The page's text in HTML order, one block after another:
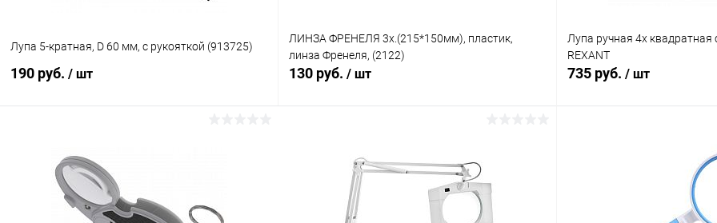
Лупа 5-кратная, D 60 мм, с рукояткой (913725)
190 руб. / шт
Сравнение
В избранное В наличии (22)
ЛИНЗА ФРЕНЕЛЯ 3х.(215*150мм), пластик,
линза Френеля, (2122)
130 руб. / шт
Сравнение
В избранное В наличии (9)
Лупа ручная 4х квадратная
REXANT
735 руб. / шт